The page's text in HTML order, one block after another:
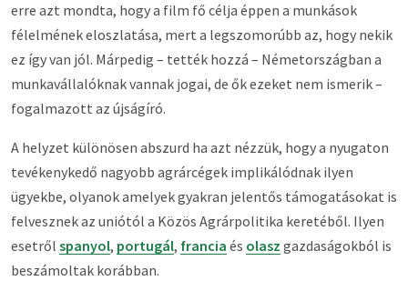
erre azt mondta, hogy a film fő célja éppen a munkások
félelmének eloszlatása, mert a legszomorúbb az, hogy nekik
ez így van jól. Márpedig – tették hozzá – Németországban a
munkavállalóknak vannak jogai, de ők ezeket nem ismerik –
fogalmazott az újságíró.
A helyzet különösen abszurd ha azt nézzük, hogy a nyugaton
tevékenykedő nagyobb agrárcégek implikálódnak ilyen
ügyekbe, olyanok amelyek gyakran jelentős támogatásokat is
felvesznek az uniótól a Közös Agrárpolitika keretéből. Ilyen
esetről spanyol, portugál, francia és olasz gazdaságokból is
beszámoltak korábban.